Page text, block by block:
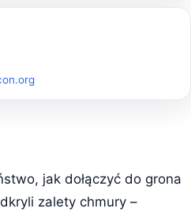
jak dołączyć do grona
zalety chmury –